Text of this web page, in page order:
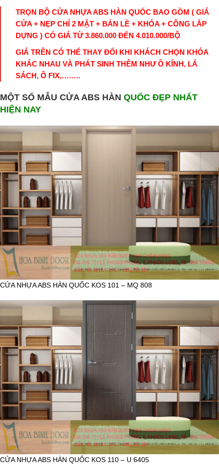
TRỌN BỘ CỬA NHỰA ABS HÀN QUỐC BAO GỒM ( GIÁ
CỬA + NẸP CHỈ 2 MẶT + BẢN LỀ + KHÓA + CÔNG LẮP
DỰNG ) CÓ GIÁ TỪ 3.860.000 ĐẾN 4.010.000/BỘ
GIÁ TRÊN CÓ THỂ THAY ĐỔI KHI KHÁCH CHỌN KHÓA
KHÁC NHAU VÀ PHÁT SINH THÊM NHƯ Ô KÍNH, LÁ
SÁCH, Ô FIX,……..
MỘT SỐ MẪU CỬA ABS HÀN QUỐC ĐẸP NHẤT
HIỆN NAY
CỬA NHỰA ABS HÀN QUỐC KOS 101 – MQ 808
CỬA NHỰA ABS HÀN QUỐC KOS 110 – U 6405